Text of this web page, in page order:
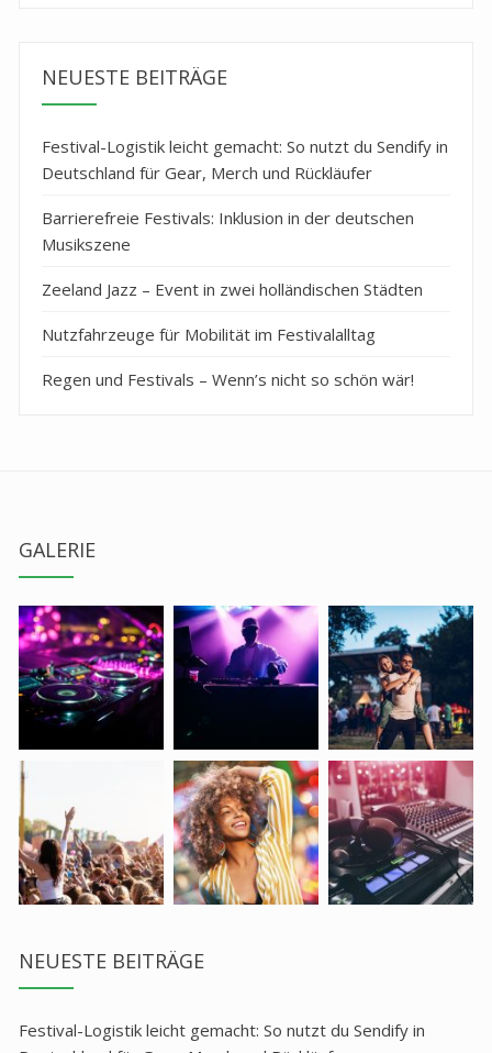
NEUESTE BEITRÄGE
Festival-Logistik leicht gemacht: So nutzt du Sendify in
Deutschland für Gear, Merch und Rückläufer
Barrierefreie Festivals: Inklusion in der deutschen
Musikszene
Zeeland Jazz – Event in zwei holländischen Städten
Nutzfahrzeuge für Mobilität im Festivalalltag
Regen und Festivals – Wenn’s nicht so schön wär!
GALERIE
NEUESTE BEITRÄGE
Festival-Logistik leicht gemacht: So nutzt du Sendify in